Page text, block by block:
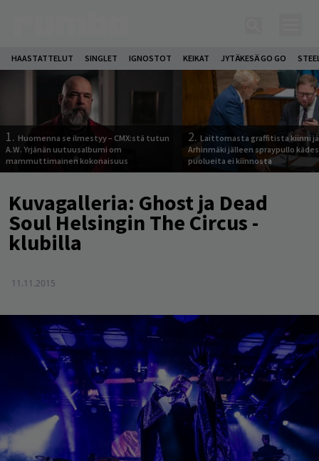
HAASTATTELUT SINGLET IGNOSTOT KEIKAT JYTÄKESÄ GO GO
1. Huomenna se ilmestyy – CMX:stä tutun
A.W. Yrjänän uutuusalbumi om
mammuttimainen kokonaisuus
2. Laittomasta graffitista kiinni
Arhinmäki jälleen spraypullo
puolueita ei kiinnosta
Kuvagalleria: Ghost ja Dead
Soul Helsingin The Circus -
klubilla
11.11.2015